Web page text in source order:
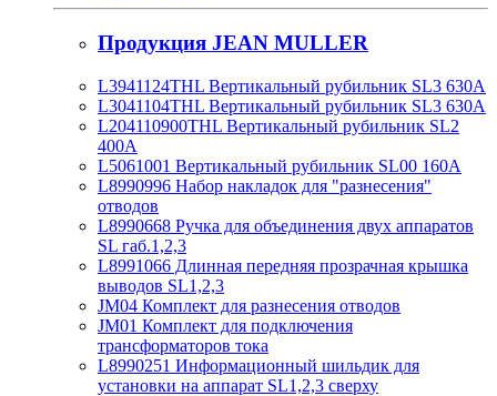
Продукция JEAN MULLER
L3941124THL Вертикальный рубильник SL3 630А
L3041104THL Вертикальный рубильник SL3 630А
L204110900THL Вертикальный рубильник SL2
400А
L5061001 Вертикальный рубильник SL00 160А
L8990996 Набор накладок для "разнесения"
отводов
L8990668 Ручка для объединения двух аппаратов
SL габ.1,2,3
L8991066 Длинная передняя прозрачная крышка
выводов SL1,2,3
JM04 Комплект для разнесения отводов
JM01 Комплект для подключения
трансформаторов тока
L8990251 Информационный шильдик для
установки на аппарат SL1,2,3 сверху